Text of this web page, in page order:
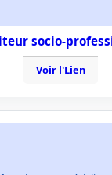
socio-
Voir l'Lien